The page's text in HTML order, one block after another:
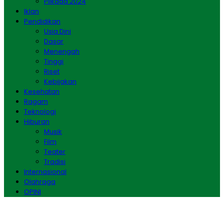
Iklan
Pendidikan
Usia Dini
Dasar
Menengah
Tinggi
Riset
Kebijakan
Kesehatan
Ragam
Teknologi
Hiburan
Musik
Film
Teater
Tradisi
Internasional
Olahraga
OPINI